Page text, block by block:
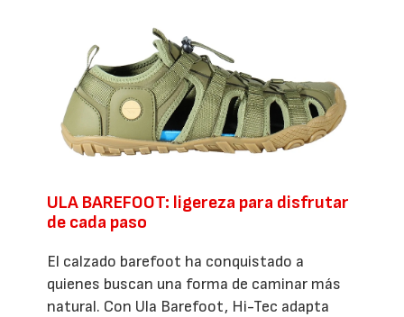
ULA BAREFOOT: ligereza para disfrutar
de cada paso
El calzado barefoot ha conquistado a
quienes buscan una forma de caminar más
natural. Con Ula Barefoot, Hi-Tec adapta